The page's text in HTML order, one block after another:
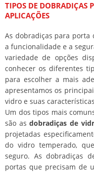
TIPOS DE DOBRADIÇAS
APLICAÇÕES
As dobradiças para porta
a funcionalidade e a
variedade de opções
conhecer os diferentes
para escolher a mais
apresentamos os
vidro e suas
Um dos tipos mais
são asdobradiças de
projetadas
do vidro temperado,
seguro. As dobradiças
portas que precisam de